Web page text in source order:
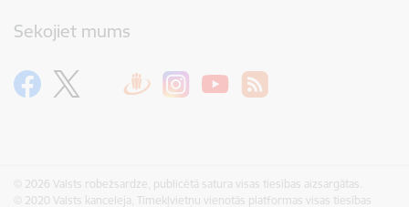
Sekojiet mums
© 2026 Valsts robežsardze, publicētā satura visas tiesības aizsargātas.
© 2020 Valsts kanceleja, Tīmekļvietņu vienotās platformas visas tiesības